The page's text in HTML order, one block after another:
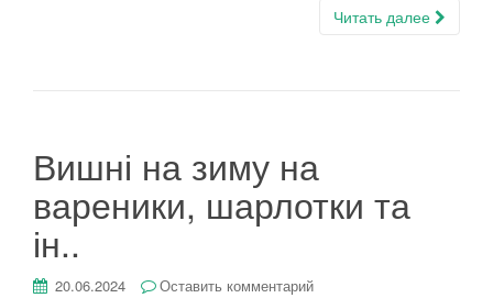
Читать далее
Вишні на зиму на
вареники, шарлотки та
ін..
20.06.2024 Оставить комментарий